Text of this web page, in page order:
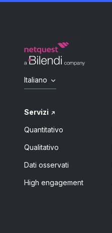
Italiano
Servizi
Quantitativo
Qualitativo
Dati osservati
High engagement